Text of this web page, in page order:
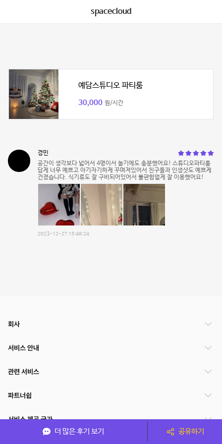
spacecloud
예담스튜디오 파티룸
30,000 원/시간
경민
공간이 생각보다 넓어서 4명이서 놀기에도 충분했어요! 스튜디오파티룸
답게 너무 예쁘고 아기자기하게 꾸며져있어서 친구들과 인생샷도 예쁘게
건졌습니다. 식기류도 잘 구비되어있어서 불편함없게 잘 이용했어요!
2023-12-27 15:46:24
더 많은 후기 보기 공유하기
회사
서비스 안내
관련 서비스
파트너쉽
서비스 제공 국가